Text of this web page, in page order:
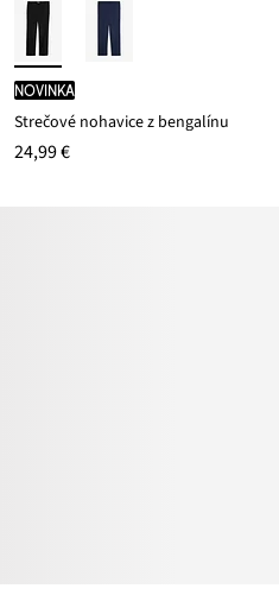
novinka
Strečové nohavice z bengalínu
24,99 €